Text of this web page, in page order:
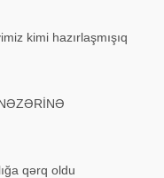
kimi hazırlaşmışıq
qərq oldu